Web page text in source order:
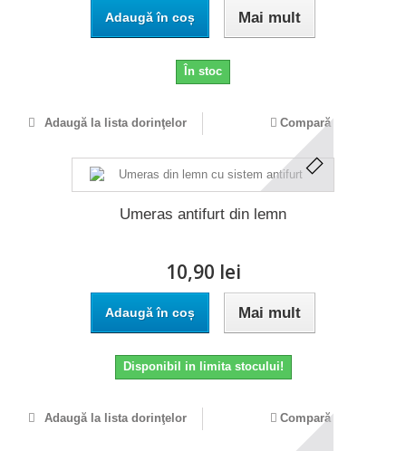
Adaugă în coș Mai mult
În stoc
Adaugă la lista dorinţelor Compară
Umeras antifurt din lemn
10,90 lei
Adaugă în coș Mai mult
Disponibil in limita stocului!
Adaugă la lista dorinţelor Compară